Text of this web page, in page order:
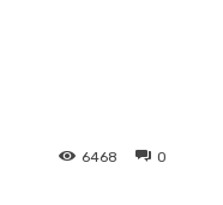
0
6468